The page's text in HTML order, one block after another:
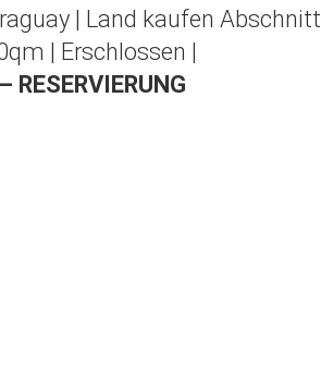
| Land kaufen Abschnitt
| Erschlossen |
RESERVIERUNG